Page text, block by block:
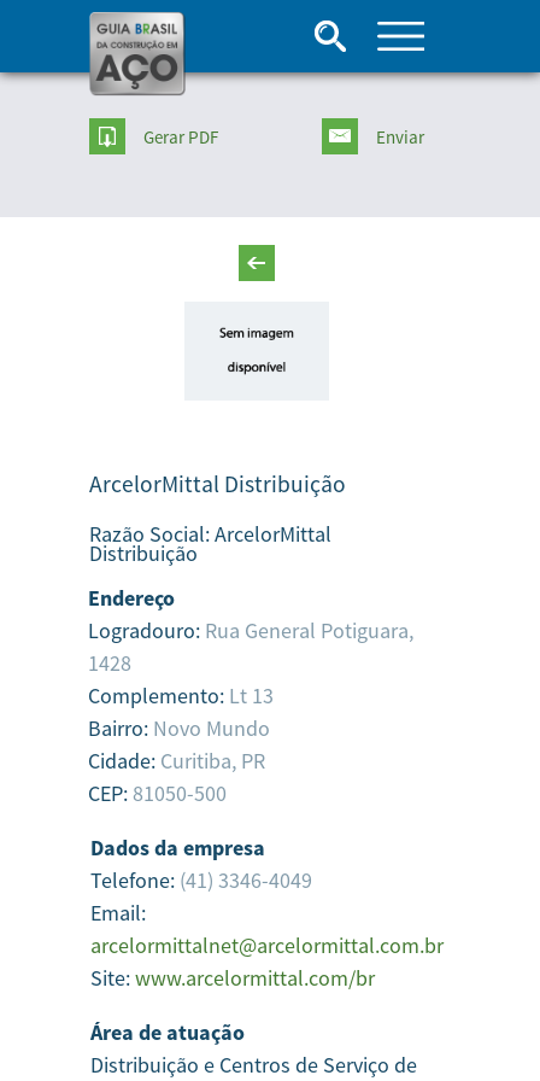
Gerar PDF Enviar
ArcelorMittal Distribuição
Razão Social:ArcelorMittal
Distribuição
Endereço
Logradouro: Rua General Potiguara,
1428
Complemento: Lt 13
Bairro: Novo Mundo
Cidade: Curitiba, PR
CEP:81050-500
Dados da empresa
Telefone: (41) 3346-4049
Email:
arcelormittalnet@arcelormittal.com.br
Site:www.arcelormittal.com/br
Área de atuação
Distribuição e Centros de Serviço de